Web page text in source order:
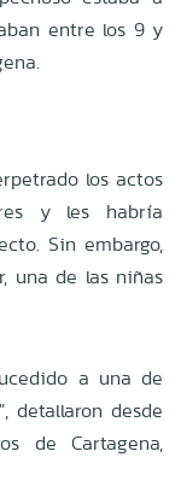
entre los 9 y
los actos
y les habría
Sin embargo,
una de las niñas
a una de
detallaron desde
de Cartagena,